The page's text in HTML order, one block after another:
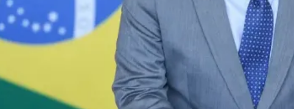
サッカー
PEOPLE
ビジネス
コラム